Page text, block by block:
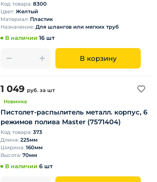
Код товара: 8300
Цвет: Желтый
Материал: Пластик
Назначение: Для шлангов или мягких труб
В наличии 16 шт
В корзину
1 049 руб. за шт
Новинка
Пистолет-распылитель металл. корпус, 6
режимов полива Master (7571404)
Код товара: 373
Длина: 225мм
Ширина: 160мм
Высота: 70мм
В наличии 6 шт